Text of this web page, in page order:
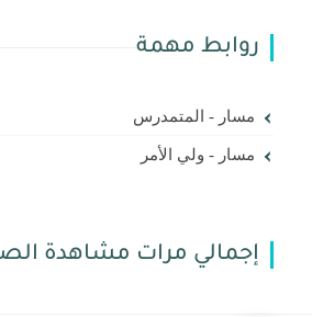
روابط مهمة
مسار - المتمدرس
مسار - ولي الأمر
إجمالي مرات مشاهدة